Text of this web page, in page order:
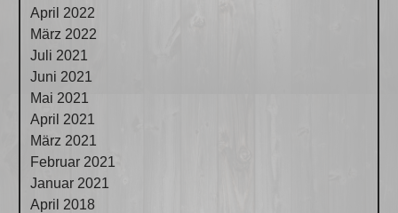
April 2022
März 2022
Juli 2021
Juni 2021
Mai 2021
April 2021
März 2021
Februar 2021
Januar 2021
April 2018